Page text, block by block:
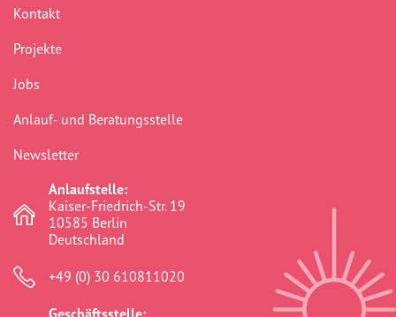
Kontakt
Projekte
Jobs
Anlauf- und Beratungsstelle
Newsletter
Anlaufstelle:
Kaiser-Friedrich-Str. 19
10585 Berlin
Deutschland
+49 (0) 30 610811020
Geschäftsstelle: